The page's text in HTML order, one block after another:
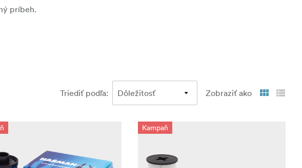
príbeh.
Triediť podľa: Zobraziť ako
Kampaň